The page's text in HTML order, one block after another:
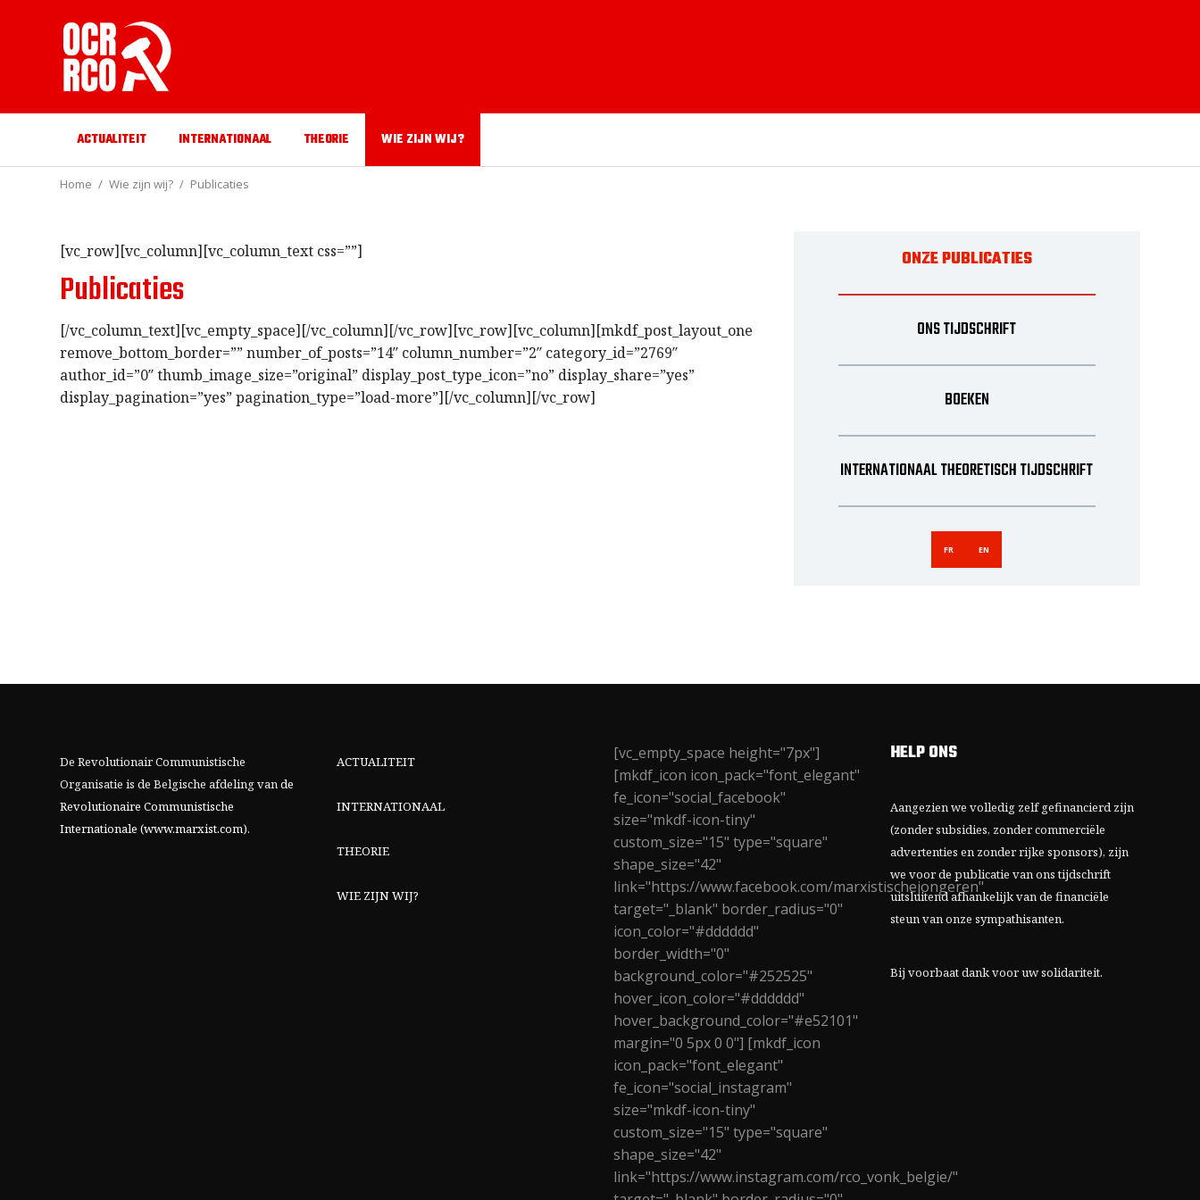
ACTUALITEIT INTERNATIONAAL THEORIE WIE ZIJN WIJ?
Home Wie zijn wij? Publicaties
[vc_row][vc_column][vc_column_text css=””]
Publicaties
[/vc_column_text][vc_empty_space][/vc_column][/vc_row][vc_row][vc_column][mkdf_post_layout_one
remove_bottom_border=”” number_of_posts=”14″ column_number=”2″ category_id=”2769″
author_id=”0″ thumb_image_size=”original” display_post_type_icon=”no” display_share=”yes”
display_pagination=”yes” pagination_type=”load-more”][/vc_column][/vc_row]
ONZE PUBLICATIES
ONS TIJDSCHRIFT
BOEKEN
INTERNATIONAAL THEORETISCH TIJDSCHRIFT
FR EN
De Revolutionair Communistische
Organisatie is de Belgische afdeling vande
Revolutionaire Communistische
Internationale (www.marxist.com).
ACTUALITEIT
INTERNATIONAAL
THEORIE
WIE ZIJN WIJ?
[vc_empty_space height="7px"]
[mkdf_icon icon_pack="font_elegant"
fe_icon="social_facebook"
size="mkdf-icon-tiny"
custom_size="15" type="square"
shape_size="42"
link="https://www.facebook.com/marxistischejongeren"
target="_blank" border_radius="0"
icon_color="#dddddd"
border_width="0"
background_color="#252525"
hover_icon_color="#dddddd"
hover_background_color="#e52101"
margin="0 5px 0 0"] [mkdf_icon
icon_pack="font_elegant"
fe_icon="social_instagram"
size="mkdf-icon-tiny"
custom_size="15" type="square"
shape_size="42"
link="https://www.instagram.com/rco_vonk_belgie/"
HELP ONS
Aangezien we volledig zelf gefinancierd zijn
(zonder subsidies, zonder commerciële
advertenties en zonder rijke sponsors), zijn
we voor de publicatie van ons tijdschrift
uitsluitend afhankelijk van de financiële
steun van onze sympathisanten.
Bij voorbaat dank voor uw solidariteit.